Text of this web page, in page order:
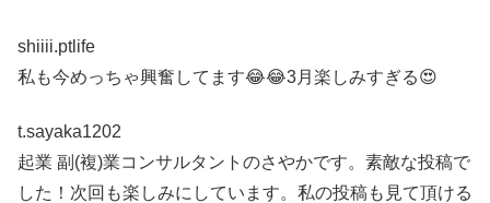
shiiii.ptlife
私も今めっちゃ興奮してます😂😂3月楽しみすぎる😍
t.sayaka1202
起業 副(複)業コンサルタントのさやかです。素敵な投稿で
した！次回も楽しみにしています。私の投稿も見て頂ける